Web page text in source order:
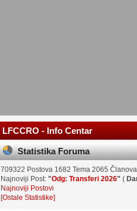
LFCCRO - Info Centar
Statistika Foruma
709322 Postova 1682 Tema 2065
Najnoviji Post:"Odg: Transferi 2026" (
Najnoviji Postovi
[Ostale Statistike]